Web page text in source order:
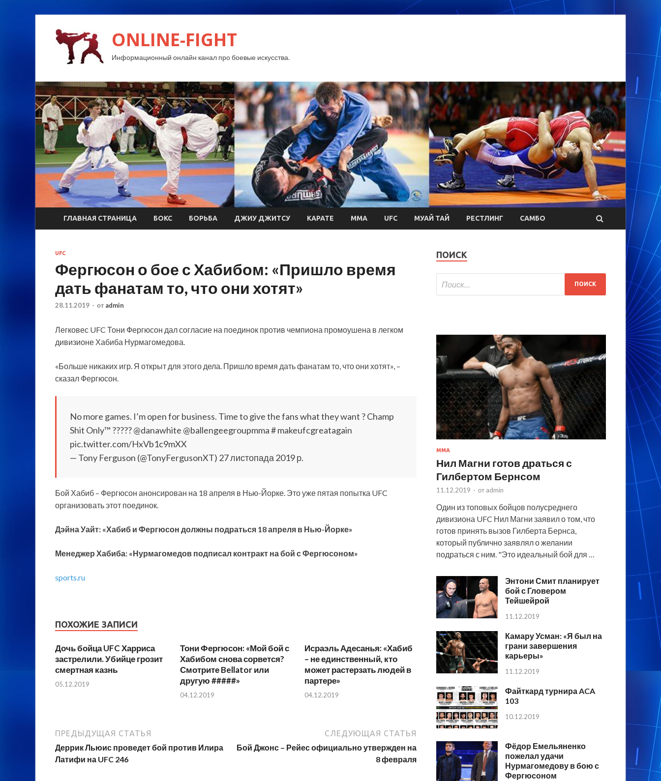
ONLINE-FIGHT
Информационный онлайн канал про боевые искусства.
ГЛАВНАЯ СТРАНИЦА БОКС БОРЬБА ДЖИУ ДЖИТСУ КАРАТЕ MMA UFC МУАЙ ТАЙ РЕСТЛИНГ САМБО
UFC
Фергюсон о бое с Хабибом: «Пришло время
дать фанатам то, что они хотят»
28.11.2019 - от admin
Легковес UFC Тони Фергюсон дал согласие на поединок против чемпиона промоушена в легком
дивизионе Хабиба Нурмагомедова.
«Больше никаких игр. Я открыт для этого дела. Пришло время дать фанатам то, что они хотят», –
сказал Фергюсон.
No more games. I’m open for business. Time to give the fans what theywant ? Champ
Shit Only™️ ????? @danawhite @ballengeegroupmma # makeufcgreatagain
pic.twitter.com/HxVb1c9mXX
— Tony Ferguson (@TonyFergusonXT) 27 листопада 2019 р.
Бой Хабиб – Фергюсон анонсирован на 18 апреля в Нью-Йорке. Это уже пятая попытка UFC
организовать этот поединок.
Дэйна Уайт: «Хабиб и Фергюсон должны подраться 18 апреля в Нью-Йорке»
Менеджер Хабиба: «Нурмагомедов подписал контракт на бой с Фергюсоном»
sports.ru
ПОХОЖИЕ ЗАПИСИ
Дочь бойца UFC Харриса
застрелили. Убийце грозит
смертная казнь
05.12.2019
Тони Фергюсон: «Мой бой с
Хабибом снова сорвется?
Смотрите Bellator или
другую #####»
04.12.2019
Исраэль Адесанья: «Хабиб
– не единственный, кто
может растерзать людей в
партере»
04.12.2019
ПРЕДЫДУЩАЯ СТАТЬЯ
Деррик Льюис проведет бой против Илира
Латифи на UFC 246
СЛЕДУЮЩАЯ СТАТЬЯ
Бой Джонс – Рейес официально утвержден на
8 февраля
ПОИСК
MMA
Нил Магни готов драться с
Гилбертом Бернсом
11.12.2019 - от admin
Один из топовых бойцов полусреднего
дивизиона UFC Нил Магни заявил о том, что
готов принять вызов Гилберта Бернса,
который публично заявлял о желании
подраться с ним. "Это идеальный бой для …
Энтони Смит планирует
бой с Гловером
Тейшейрой
11.12.2019
Камару Усман: «Я был на
грани завершения
карьеры»
11.12.2019
Файткард турнира ACA
103
10.12.2019
Фёдор Емельяненко
пожелал удачи
Нурмагомедову в бою с
Фергюсоном